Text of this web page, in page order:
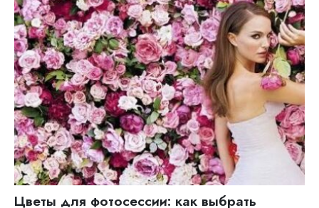
Цветы для фотосессии: как выбрать